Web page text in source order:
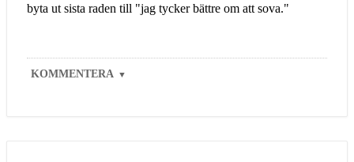
byta ut sista raden till "jag tycker bättre om att sova."
KOMMENTERA ▼